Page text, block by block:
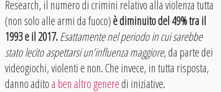
Research, il numero di crimini relativo alla violenza tutta
(non solo alle armi da fuoco)è diminuito del 49% tra il
1993 e il 2017.Esattamente nel periodo in cui sarebbe
stato lecito aspettarsi un’influenza maggiore,da parte dei
videogiochi, violenti e non. Che invece, in tutta risposta,
danno aditoa ben altro generedi iniziative.